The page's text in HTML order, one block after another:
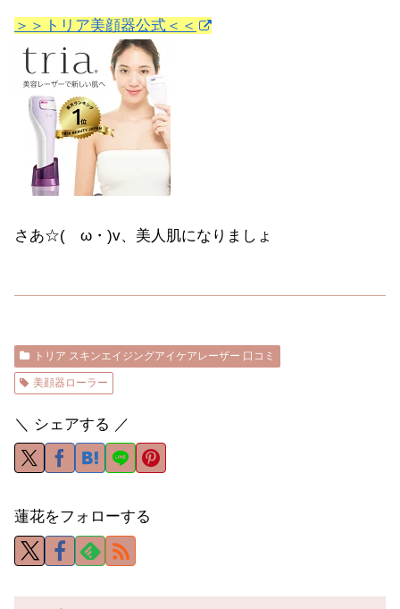
＞＞トリア美顔器公式＜＜
さあ☆(ゝω・)v、美人肌になりましょ
トリア スキンエイジングアイケアレーザー 口コミ
美顔器ローラー
＼ シェアする ／
蓮花をフォローする